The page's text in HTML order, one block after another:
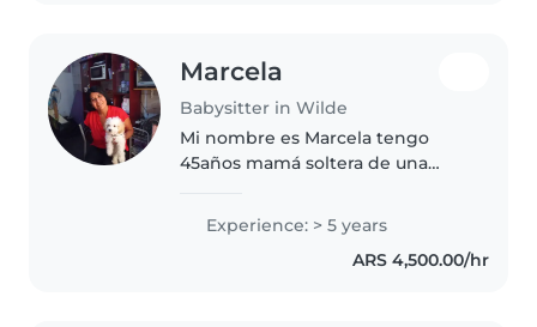
Marcela
Babysitter in Wilde
Mi nombre es Marcela tengo
45años mamá soltera de una
jornada completa./trabaje desde
los 15años en distinto
cosas,tengo un curso de
Experience: > 5 years
ARS 4,500.00/hr